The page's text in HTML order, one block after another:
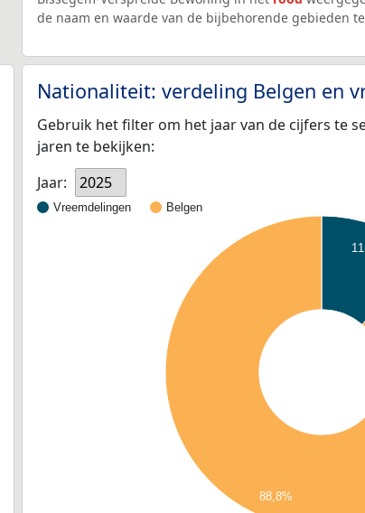
de naam en waarde van de bijbehorende gebieden
Nationaliteit: verdeling Belgen en
Gebruik het filter om het jaar van de cijfers te
jaren te bekijken:
Jaar:
2025
Vreemdelingen Belgen
88,8%